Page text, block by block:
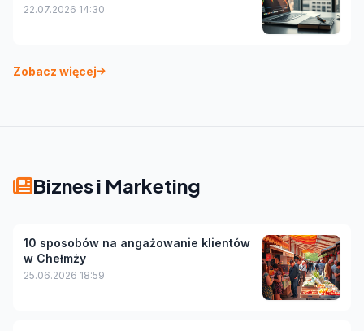
22.07.2026 14:30
Zobacz więcej
Biznes i Marketing
10 sposobów na angażowanie klientów
w Chełmży
25.06.2026 18:59